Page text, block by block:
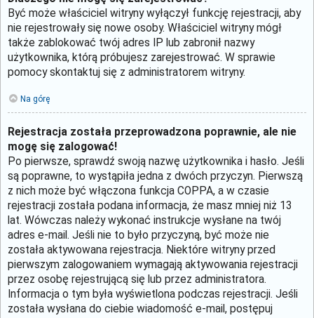
Być może właściciel witryny wyłączył funkcję rejestracji, aby
nie rejestrowały się nowe osoby. Właściciel witryny mógł
także zablokować twój adres IP lub zabronił nazwy
użytkownika, którą próbujesz zarejestrować. W sprawie
pomocy skontaktuj się z administratorem witryny.
Na górę
Rejestracja została przeprowadzona poprawnie, ale nie
mogę się zalogować!
Po pierwsze, sprawdź swoją nazwę użytkownika i hasło. Jeśli
są poprawne, to wystąpiła jedna z dwóch przyczyn. Pierwszą
z nich może być włączona funkcja COPPA, a w czasie
rejestracji została podana informacja, że masz mniej niż 13
lat. Wówczas należy wykonać instrukcje wysłane na twój
adres e-mail. Jeśli nie to było przyczyną, być może nie
została aktywowana rejestracja. Niektóre witryny przed
pierwszym zalogowaniem wymagają aktywowania rejestracji
przez osobę rejestrującą się lub przez administratora.
Informacja o tym była wyświetlona podczas rejestracji. Jeśli
została wysłana do ciebie wiadomość e-mail, postępuj